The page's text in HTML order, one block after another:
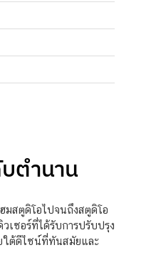
ตำนาน
มสตูดิโอไปจนถึงสตูดิโอ
เซอร์ที่ได้รับการปรับปรุง
ใต้ดีไซน์ที่ทันสมัยและ